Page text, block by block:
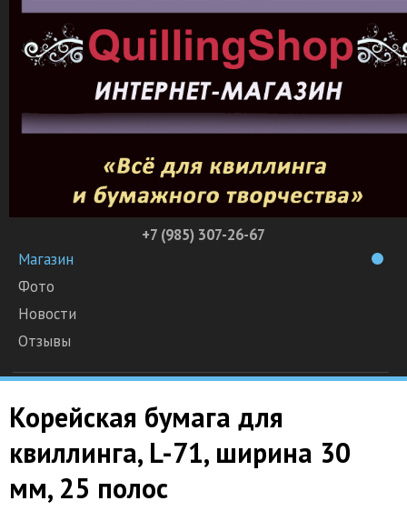
+7 (985) 307-26-67
Магазин
Фото
Новости
Отзывы
Корейская бумага для
квиллинга, L-71, ширина 30
мм, 25 полос